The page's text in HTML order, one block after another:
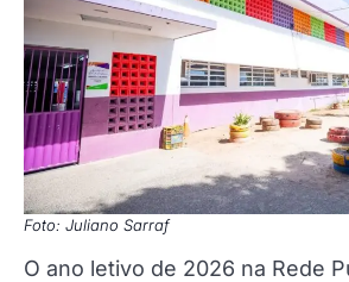
Foto: Juliano Sarraf
O ano letivo de 2026 na Rede